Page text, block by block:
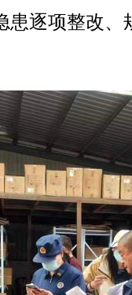
患逐项整改、